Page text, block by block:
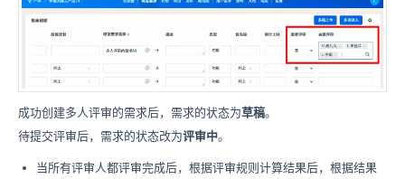
成功创建多人评审的需求后，需求的状态为草稿。
待提交评审后，需求的状态改为评审中。
当所有评审人都评审完成后，根据评审规则计算结果后，根据结果